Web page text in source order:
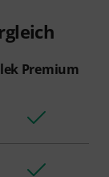
Premium